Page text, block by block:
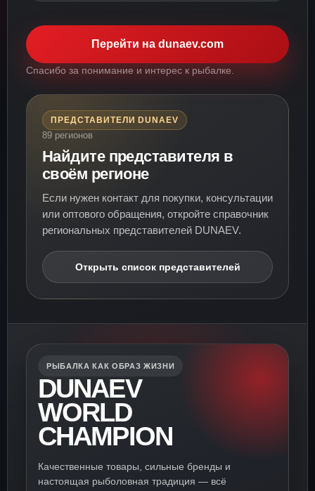
Перейти на dunaev.com
Спасибо за понимание и интерес к рыбалке.
ПРЕДСТАВИТЕЛИ DUNAEV
89 регионов
Найдите представителя в
своём регионе
Если нужен контакт для покупки, консультации
или оптового обращения, откройте справочник
региональных представителей DUNAEV.
Открыть список представителей
РЫБАЛКА КАК ОБРАЗ ЖИЗНИ
DUNAEV
WORLD
CHAMPION
Качественные товары, сильные бренды и
настоящая рыболовная традиция — всё